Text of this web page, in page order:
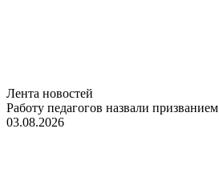
Лента новостей
Работу педагогов назвали призванием
03.08.2026